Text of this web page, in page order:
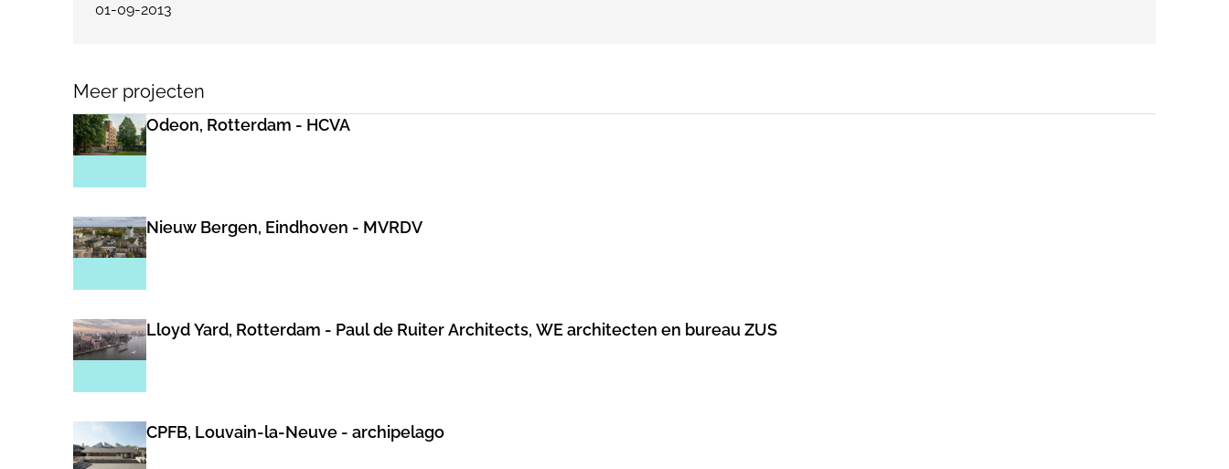
01-09-2013
Meer projecten
Odeon, Rotterdam - HCVA
Nieuw Bergen, Eindhoven - MVRDV
Lloyd Yard, Rotterdam - Paul de Ruiter Architects, WE architecten en bureau ZUS
CPFB, Louvain-la-Neuve - archipelago